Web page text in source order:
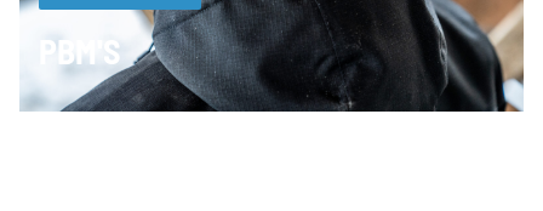
PBM'S